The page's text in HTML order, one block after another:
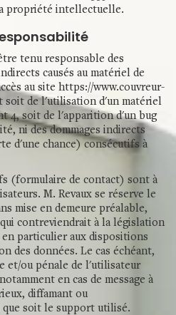
propriété intellectuelle.
tenu responsable des
causés au matériel de
au site https://www.couvreur-
soit de l'utilisation d'un matériel
4, soit de l'apparition d'un bug
ni des dommages indirects
d'une chance) consécutifs à
(formulaire de contact) sont à
M. Revaux se réserve le
mise en demeure préalable,
contreviendrait à la législation
particulier aux dispositions
des données. Le cas échéant,
et/ou pénale de l'utilisateur
en cas de message à
diffamant ou
soit le support utilisé.